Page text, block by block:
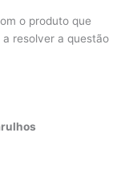
o produto que
resolver a questão